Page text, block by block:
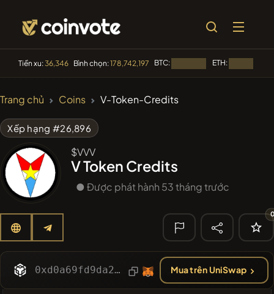
Tiền xu:36,346 Bình chọn:178,742,197 BTC: ETH:
HƯỚNG
SkyTradeUSDT SUSDT
#210
🔎 TÌM KIẾM
GẦN ĐÂY
Trang chủ Coins V-Token-Credits
Xếp hạng #26,896
$VVV
V Token Credits
● Được phát hành 53 tháng trước
0xd0a69fd9da28840603fbd76a8a0bccf0adb979e8 Mua trên UniSwap